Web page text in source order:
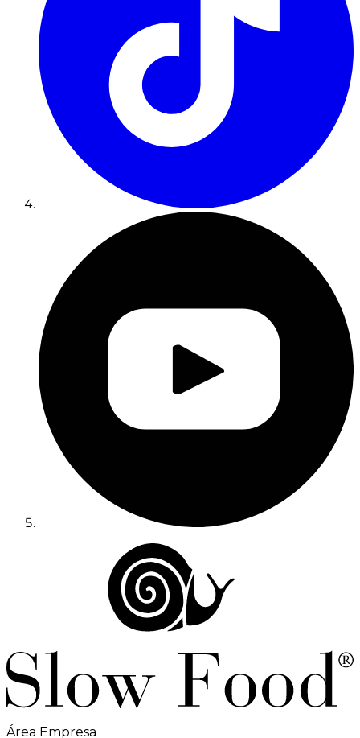
Área Empresa